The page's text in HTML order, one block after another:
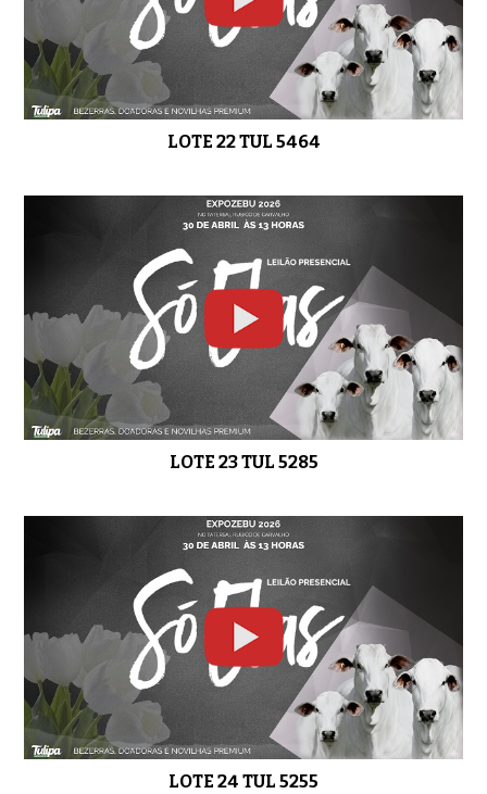
LOTE 22 TUL 5464
LOTE 23 TUL 5285
LOTE 24 TUL 5255